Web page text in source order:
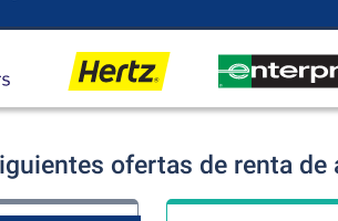
ofertas de renta de